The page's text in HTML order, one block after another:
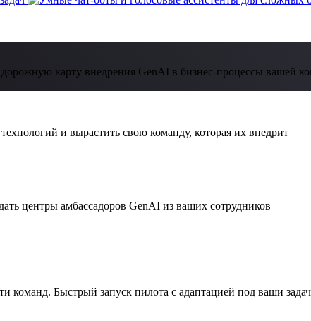
карту внедрения GenAI в бизнес-процессы вашей
и вырастить свою команду, которая их внедрит
центры амбассадоров GenAI из ваших сотрудников
команд. Быстрый запуск пилота с адаптацией под ваши